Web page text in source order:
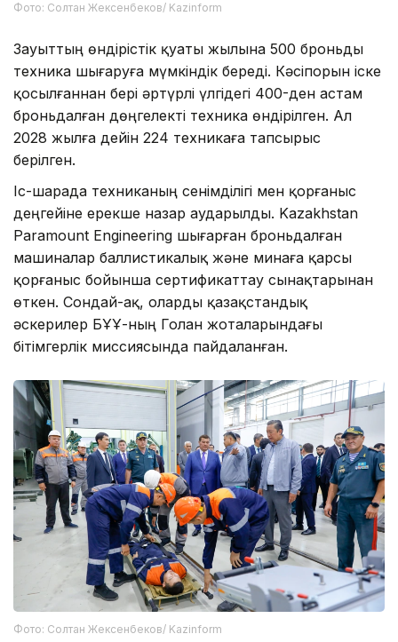
Фото: Солтан Жексенбеков/ Kazinform
Зауыттың өндірістік қуаты жылына 500 броньды
техника шығаруға мүмкіндік береді. Кәсіпорын іске
қосылғаннан бері әртүрлі үлгідегі 400-ден астам
броньдалған дөңгелекті техника өндірілген. Ал
2028 жылға дейін 224 техникаға тапсырыс
берілген.
Іс-шарада техниканың сенімділігі мен қорғаныс
деңгейіне ерекше назар аударылды. Kazakhstan
Paramount Engineering шығарған броньдалған
машиналар баллистикалық және минаға қарсы
қорғаныс бойынша сертификаттау сынақтарынан
өткен. Сондай-ақ, оларды қазақстандық
әскерилер БҰҰ-ның Голан жоталарындағы
бітімгерлік миссиясында пайдаланған.
Фото: Солтан Жексенбеков/ Kazinform